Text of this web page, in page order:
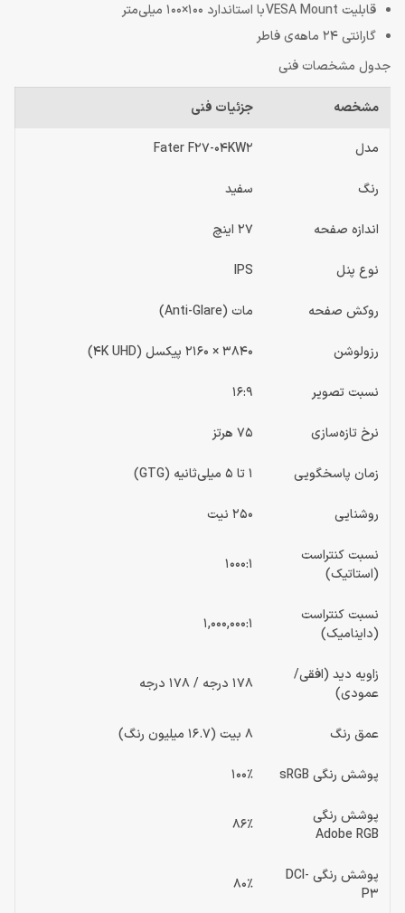
قابلیت VESA Mount با استاندارد 100×100 میلی‌متر
گارانتی 24 ماهه‌ی فاطر
جدول مشخصات فنی
مشخصه جزئیات فنی
مدل Fater F27-04KW2
رنگ سفید
اندازه صفحه 27 اینچ
نوع پنل IPS
روکش صفحه مات (Anti-Glare)
رزولوشن 3840 × 2160 پیکسل (4K UHD)
نسبت تصویر 16:9
نرخ تازه‌سازی 75 هرتز
زمان پاسخگویی 1 تا 5 میلی‌ثانیه (GTG)
روشنایی 250 نیت
نسبت کنتراست
(استاتیک)
1000:1
نسبت کنتراست
(داینامیک)
1,000,000:1
زاویه دید (افقی/
عمودی)
178 درجه / 178 درجه
عمق رنگ 8 بیت (16.7 میلیون رنگ)
پوشش رنگی sRGB 100٪
پوشش رنگی
Adobe RGB
86٪
پوشش رنگی DCI-
P3
80٪